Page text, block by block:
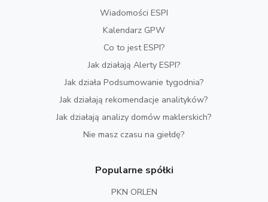
Wiadomości ESPI
Kalendarz GPW
Co to jest ESPI?
Jak działają Alerty ESPI?
Jak działa Podsumowanie tygodnia?
Jak działają rekomendacje analityków?
Jak działają analizy domów maklerskich?
Nie masz czasu na giełdę?
Popularne spółki
PKN ORLEN